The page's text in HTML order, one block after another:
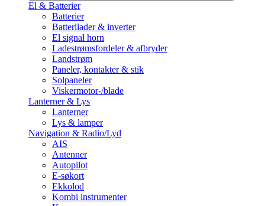
El & Batterier
Batterier
Batterilader & inverter
El signal horn
Ladestrømsfordeler & afbryder
Landstrøm
Paneler, kontakter & stik
Solpaneler
Viskermotor-/blade
Lanterner & Lys
Lanterner
Lys & lamper
Navigation & Radio/Lyd
AIS
Antenner
Autopilot
E-søkort
Ekkolod
Kombi instrumenter